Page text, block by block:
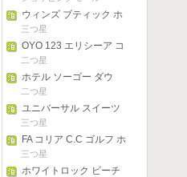
ウィンズ ブティック ホ
テル
三つ星
OYO 123 エリシーア コ
ンドテル
二つ星
ホテル ソーゴー ダウ
二つ星
ユニバーサル スイーツ
三つ星
FA コリア C.C ゴルフ ホ
テル
三つ星
ホワイトロック ビーチ